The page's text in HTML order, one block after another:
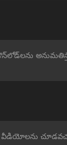
వీడియోలను